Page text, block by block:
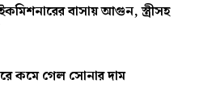
বাসায় আগুন, স্ত্রীসহ
কমে গেল সোনার দাম